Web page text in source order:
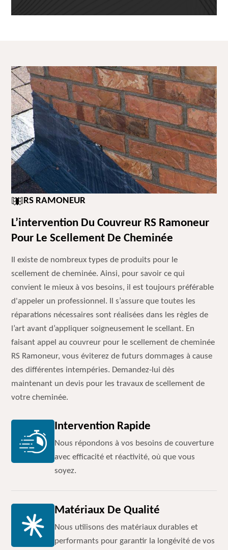
RS RAMONEUR
L’intervention Du Couvreur RS Ramoneur
Pour Le Scellement De Cheminée
Il existe de nombreux types de produits pour le
scellement de cheminée. Ainsi, pour savoir ce qui
convient le mieux à vos besoins, il est toujours préférable
d'appeler un professionnel. Il s’assure que toutes les
réparations nécessaires sont réalisées dans les règles de
l’art avant d’appliquer soigneusement le scellant. En
faisant appel au couvreur pour le scellement de cheminée
RS Ramoneur, vous éviterez de futurs dommages à cause
des différentes intempéries. Demandez-lui dès
maintenant un devis pour les travaux de scellement de
votre cheminée.
Intervention Rapide
Nous répondons à vos besoins de couverture
avec efficacité et réactivité, où que vous
soyez.
Matériaux De Qualité
Nous utilisons des matériaux durables et
performants pour garantir la longévité de vos